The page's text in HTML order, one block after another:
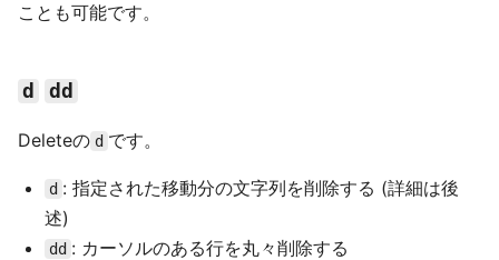
ことも可能です。
d dd
Deleteの d です。
d : 指定された移動分の文字列を削除する (詳細は後
述)
dd : カーソルのある行を丸々削除する